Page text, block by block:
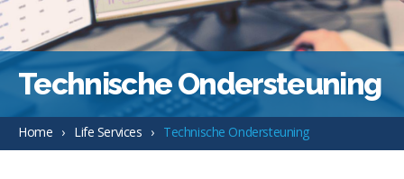
Technische Ondersteuning
Home Life Services Technische Ondersteuning